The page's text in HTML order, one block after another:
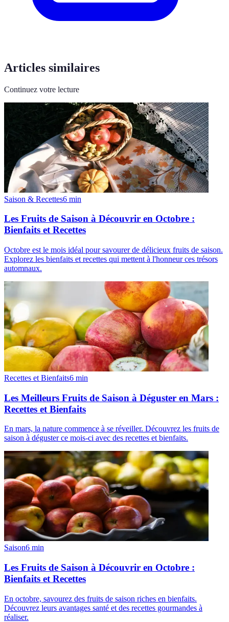
Articles similaires
Continuez votre lecture
Saison & Recettes6 min
Les Fruits de Saison à Découvrir en Octobre :
Bienfaits et Recettes
Octobre est le mois idéal pour savourer de délicieux fruits de saison.
Explorez les bienfaits et recettes qui mettent à l'honneur ces trésors
automnaux.
Recettes et Bienfaits6 min
Les Meilleurs Fruits de Saison à Déguster en Mars :
Recettes et Bienfaits
En mars, la nature commence à se réveiller. Découvrez les fruits de
saison à déguster ce mois-ci avec des recettes et bienfaits.
Saison6 min
Les Fruits de Saison à Découvrir en Octobre :
Bienfaits et Recettes
En octobre, savourez des fruits de saison riches en bienfaits.
Découvrez leurs avantages santé et des recettes gourmandes à
réaliser.